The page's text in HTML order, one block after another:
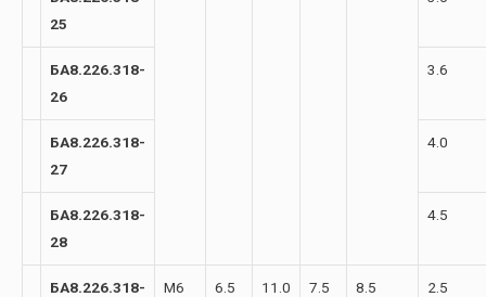
25
БА8.226.318-
26
3.6
БА8.226.318-
27
4.0
БА8.226.318-
28
4.5
БА8.226.318-
М6 6.5 11.0 7.5 8.5 2.5